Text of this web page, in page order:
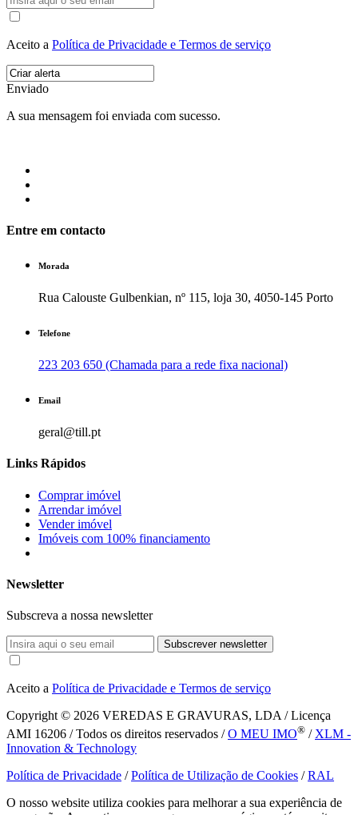
Aceito a Política de Privacidade e Termos de serviço
Enviado
A sua mensagem foi enviada com sucesso.
Entre em contacto
Morada
Rua Calouste Gulbenkian, nº 115, loja 30, 4050-145 Porto
Telefone
223 203 650 (Chamada para a rede fixa nacional)
Email
geral@till.pt
Links Rápidos
Comprar imóvel
Arrendar imóvel
Vender imóvel
Imóveis com 100% financiamento
Newsletter
Subscreva a nossa newsletter
Subscrever newsletter
Aceito a Política de Privacidade e Termos de serviço
Copyright © 2026 VEREDAS E GRAVURAS, LDA / Licença
AMI 16206 / Todos os direitos reservados /O MEU IMO® / XLM -
Innovation & Technology
Política de Privacidade /Política de Utilização de Cookies /RAL
O nosso website utiliza cookies para melhorar a sua experiência de